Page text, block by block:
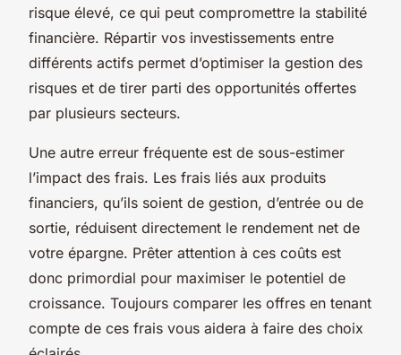
risque élevé, ce qui peut compromettre la stabilité
financière. Répartir vos investissements entre
différents actifs permet d’optimiser la gestion des
risques et de tirer parti des opportunités offertes
par plusieurs secteurs.
Une autre erreur fréquente est de sous-estimer
l’impact des frais. Les frais liés aux produits
financiers, qu’ils soient de gestion, d’entrée ou de
sortie, réduisent directement le rendement net de
votre épargne. Prêter attention à ces coûts est
donc primordial pour maximiser le potentiel de
croissance. Toujours comparer les offres en tenant
compte de ces frais vous aidera à faire des choix